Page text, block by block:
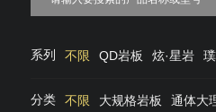
系列 不限 QD岩板 炫·星岩
分类 不限 大规格岩板 通体大